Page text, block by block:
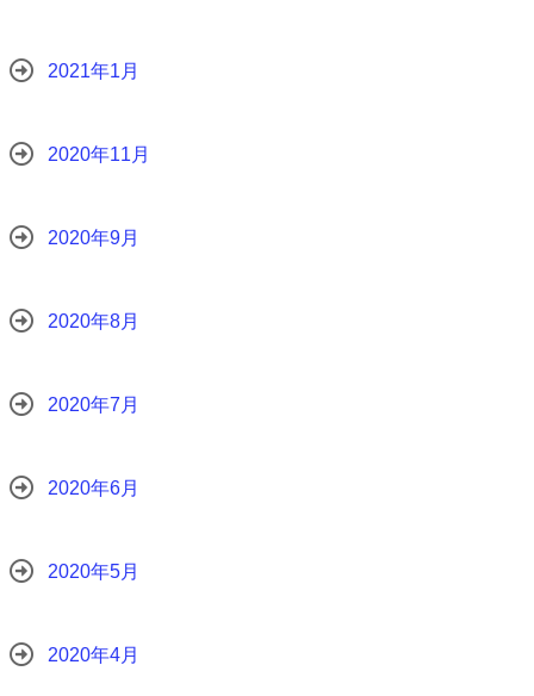
2021年1月
2020年11月
2020年9月
2020年8月
2020年7月
2020年6月
2020年5月
2020年4月